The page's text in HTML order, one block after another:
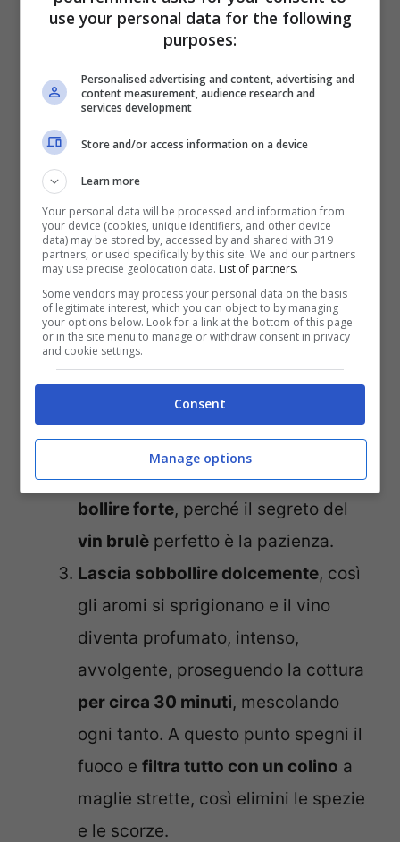
Per prima cosa, prendi una pentola
rosso, poi aggiungi lozucchero
la parte colorata dellescorze di
arancia e limone
bianca che renderebbe tutto amaro,
versandole direttamente in pentola.
Unisci poi insieme al mix anche le
stecche di cannella, aichiodi di
garofano
, alle
bacche di ginepro e
alla noce moscata. Accendi quindi il
fiamma dolce e mescola
piano, così lo zucchero si scioglie
bene. Mi raccomando,non far mai
bollire forte, perché il segreto del
vin brulè perfetto è la pazienza.
Lascia sobbollire dolcemente, così
gli aromi si sprigionano e il vino
diventa profumato, intenso,
avvolgente, proseguendo la cottura
per circa 30 minuti, mescolando
ogni tanto. A questo punto spegni il
fuoco e filtra tutto con un colino a
maglie strette, così elimini le spezie
e le scorze.
use your personal data for the following
purposes:
Personalised advertising and content, advertising and
content measurement, audience research and
services development
Store and/or access information on a device
Learn more
Your personal data will be processed and information from
your device (cookies, unique identifiers, and other device
data) may be stored by, accessed by and shared with 319
partners, or used specifically by this site. We and our partners
may use precise geolocation data. List of partners.
Some vendors may process your personal data on the basis
of legitimate interest, which you can object to by managing
your options below. Look for a link at the bottom of this page
or in the site menu to manage or withdraw consent in privacy
and cookie settings.
Consent
Manage options